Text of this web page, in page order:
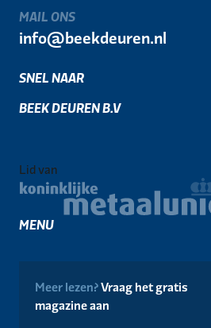
SNEL NAAR
MENU
BEEK DEUREN B.V
Lid van
MAIL ONS
info@beekdeuren.nl
Meer lezen?Vraag het gratis
magazine aan